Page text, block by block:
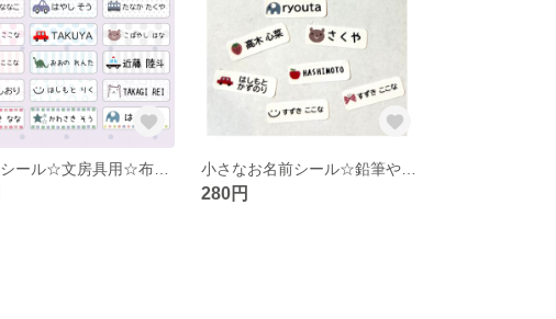
280円